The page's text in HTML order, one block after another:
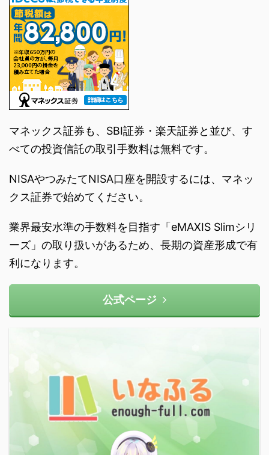
マネックス証券も、SBI証券・楽天証券と並び、す
べての投資信託の取引手数料は無料です。
NISAやつみたてNISA口座を開設するには、マネッ
クス証券で始めてください。
業界最安水準の手数料を目指す「eMAXIS Slimシリ
ーズ」の取り扱いがあるため、長期の資産形成で有
利になります。
公式ページ